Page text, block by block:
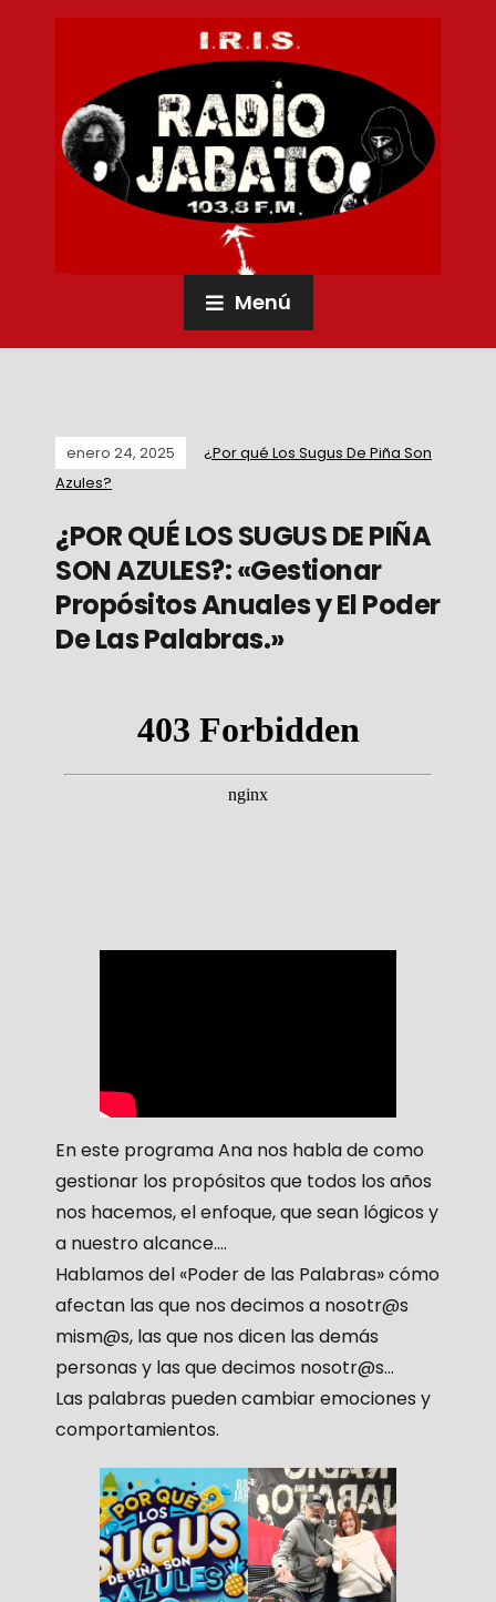
Menú
enero 24, 2025
¿Por qué Los Sugus De Piña Son
Azules?
¿POR QUÉ LOS SUGUS DE PIÑA
SON AZULES?: «Gestionar
Propósitos Anuales y El Poder
De Las Palabras.»
En este programa Ana nos habla de como
gestionar los propósitos que todos los años
nos hacemos, el enfoque, que sean lógicos y
a nuestro alcance….
Hablamos del «Poder de las Palabras» cómo
afectan las que nos decimos a nosotr@s
mism@s, las que nos dicen las demás
personas y las que decimos nosotr@s…
Las palabras pueden cambiar emociones y
comportamientos.